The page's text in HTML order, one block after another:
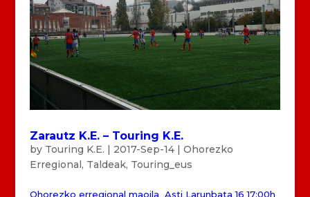
Zarautz K.E. – Touring K.E.
by Touring K.E. 2017-Sep-14| Ohorezko
Erregional , Taldeak, Touring_eus
Ohorezko erregional maoila Asti Larunbata 16 17:00h